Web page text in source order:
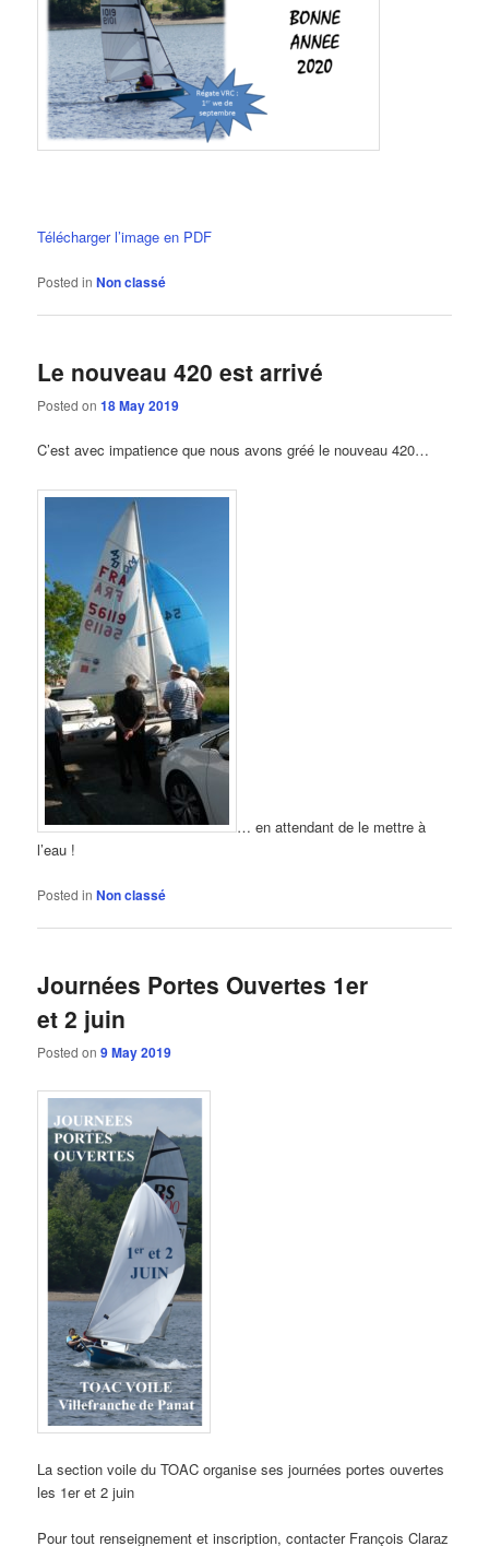
Télécharger l’image en PDF
Posted in Non classé
Le nouveau 420 est arrivé
Posted on18 May 2019
C’est avec impatience que nous avons gréé le nouveau 420…
… en attendant de le mettre à
l’eau !
Posted in Non classé
Journées Portes Ouvertes 1er
et 2 juin
Posted on9 May 2019
La section voile du TOAC organise ses journées portes ouvertes
les 1er et 2 juin
Pour tout renseignement et inscription, contacter François Claraz